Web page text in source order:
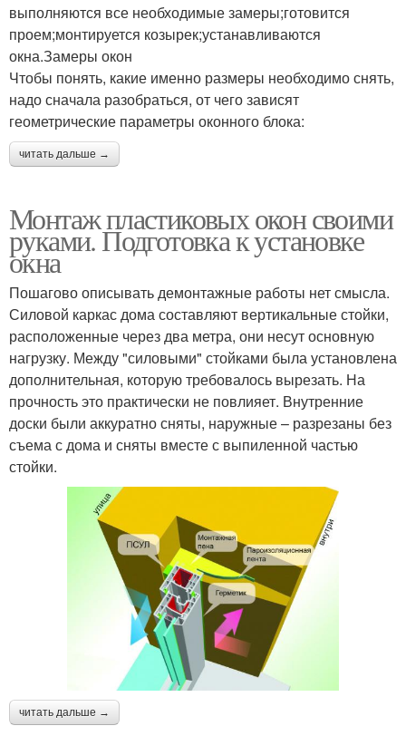
выполняются все необходимые замеры;готовится
проем;монтируется козырек;устанавливаются
окна.Замеры окон
Чтобы понять, какие именно размеры необходимо снять,
надо сначала разобраться, от чего зависят
геометрические параметры оконного блока:
читать дальше →
Монтаж пластиковых окон своими
руками. Подготовка к установке
окна
Пошагово описывать демонтажные работы нет смысла.
Силовой каркас дома составляют вертикальные стойки,
расположенные через два метра, они несут основную
нагрузку. Между "силовыми" стойками была установлена
дополнительная, которую требовалось вырезать. На
прочность это практически не повлияет. Внутренние
доски были аккуратно сняты, наружные – разрезаны без
съема с дома и сняты вместе с выпиленной частью
стойки.
читать дальше →